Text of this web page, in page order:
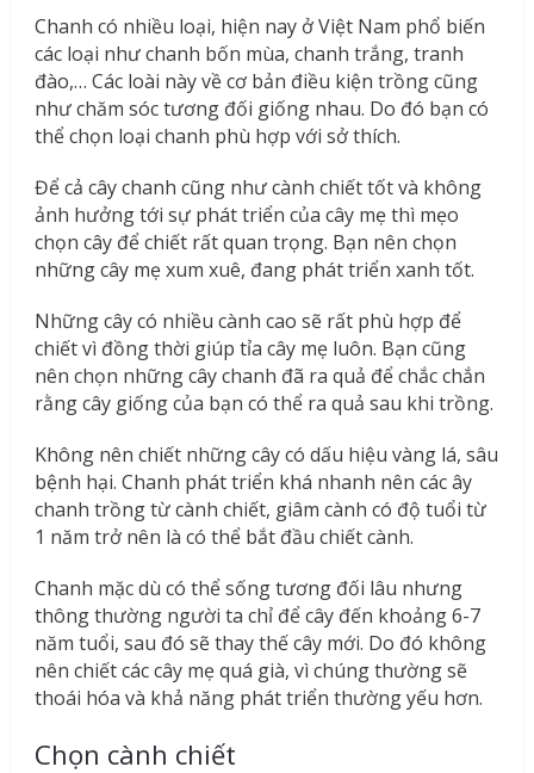
Chanh có nhiều loại, hiện nay ở Việt Nam phổ biến
các loại như chanh bốn mùa, chanh trắng, tranh
đào,… Các loài này về cơ bản điều kiện trồng cũng
như chăm sóc tương đối giống nhau. Do đó bạn có
thể chọn loại chanh phù hợp với sở thích.
Để cả cây chanh cũng như cành chiết tốt và không
ảnh hưởng tới sự phát triển của cây mẹ thì mẹo
chọn cây để chiết rất quan trọng. Bạn nên chọn
những cây mẹ xum xuê, đang phát triển xanh tốt.
Những cây có nhiều cành cao sẽ rất phù hợp để
chiết vì đồng thời giúp tỉa cây mẹ luôn. Bạn cũng
nên chọn những cây chanh đã ra quả để chắc chắn
rằng cây giống của bạn có thể ra quả sau khi trồng.
Không nên chiết những cây có dấu hiệu vàng lá, sâu
bệnh hại. Chanh phát triển khá nhanh nên các ây
chanh trồng từ cành chiết, giâm cành có độ tuổi từ
1 năm trở nên là có thể bắt đầu chiết cành.
Chanh mặc dù có thể sống tương đối lâu nhưng
thông thường người ta chỉ để cây đến khoảng 6-7
năm tuổi, sau đó sẽ thay thế cây mới. Do đó không
nên chiết các cây mẹ quá già, vì chúng thường sẽ
thoái hóa và khả năng phát triển thường yếu hơn.
Chọn cành chiết